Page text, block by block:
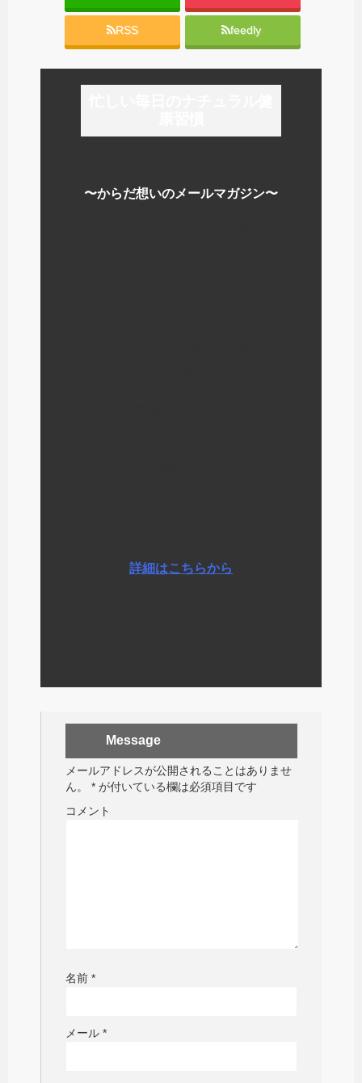
RSS feedly
〜からだ想いのメールマガジン〜
詳細はこちらから
Message
メールアドレスが公開されることはありませ
ん。
* が付いている欄は必須項目です
コメント
名前 *
メール *